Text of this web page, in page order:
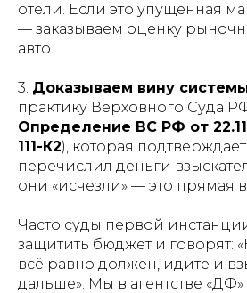
отели. Если это упущенная
— заказываем оценку
авто.
3. Доказываем вину
практику Верховного Суда
Определение ВС РФ от
111-К2), которая
перечислил деньги
они «исчезли» — это прямая
Часто суды первой
защитить бюджет и говорят:
всё равно должен, идите и
дальше». Мы в агентстве